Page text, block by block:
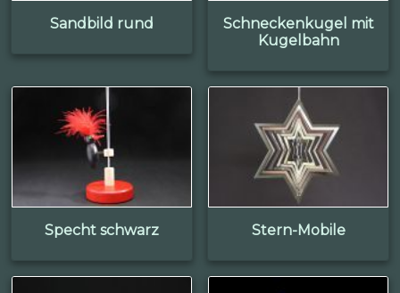
Sandbild rund
Schneckenkugel mit
Kugelbahn
Specht schwarz Stern-Mobile